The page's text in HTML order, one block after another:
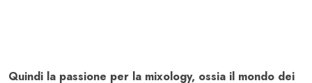
Quindi la passione per la mixology, ossia il mondo dei